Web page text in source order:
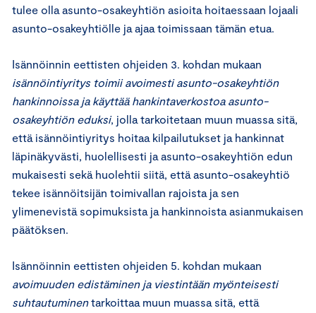
tulee olla asunto-osakeyhtiön asioita hoitaessaan lojaali
asunto-osakeyhtiölle ja ajaa toimissaan tämän etua.
Isännöinnin eettisten ohjeiden 3. kohdan mukaan
isännöintiyritys toimii avoimesti asunto-osakeyhtiön
hankinnoissa ja käyttää hankintaverkostoa asunto-
osakeyhtiön eduksi, jolla tarkoitetaan muun muassa sitä,
että isännöintiyritys hoitaa kilpailutukset ja hankinnat
läpinäkyvästi, huolellisesti ja asunto-osakeyhtiön edun
mukaisesti sekä huolehtii siitä, että asunto-osakeyhtiö
tekee isännöitsijän toimivallan rajoista ja sen
ylimenevistä sopimuksista ja hankinnoista asianmukaisen
päätöksen.
Isännöinnin eettisten ohjeiden 5. kohdan mukaan
avoimuuden edistäminen ja viestintään myönteisesti
suhtautuminentarkoittaa muun muassa sitä, että